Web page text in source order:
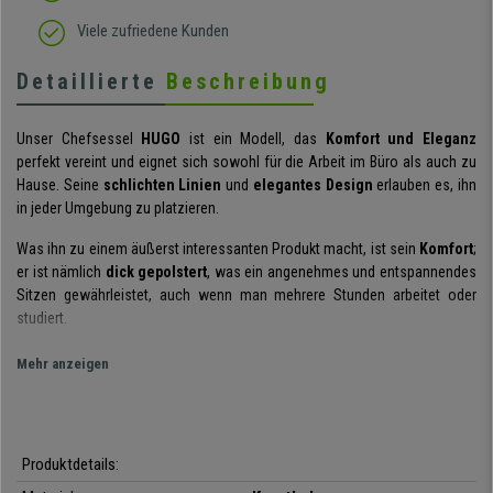
Viele zufriedene Kunden
Detaillierte Beschreibung
Unser Chefsessel HUGO ist ein Modell, das
Komfort und Eleganz
perfekt vereint und eignet sich sowohl für die Arbeit im Büro als auch zu
Hause. Seine schlichten Linien und elegantes Design erlauben es, ihn
in jeder Umgebung zu platzieren.
Was ihn zu einem äußerst interessanten Produkt macht, ist sein Komfort;
er ist nämlich dick gepolstert, was ein angenehmes und entspannendes
Sitzen gewährleistet, auch wenn man mehrere Stunden arbeitet oder
studiert.
Ein weiteres Komfortmerkmal sind die
Der Sessel ist mit einer
Mehr anzeigen
Produktdetails: